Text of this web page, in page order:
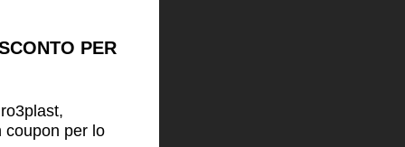
PER
coupon per lo